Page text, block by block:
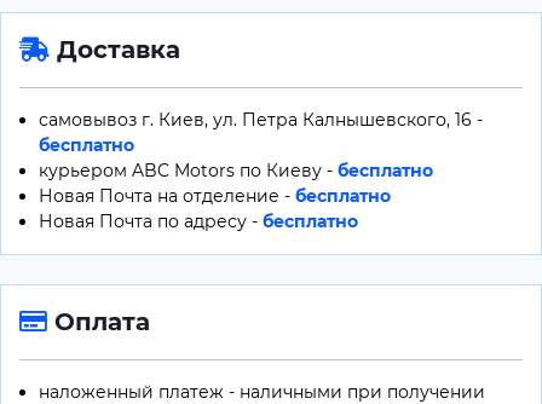
Доставка
самовывоз г. Киев, ул. Петра Калнышевского, 16 -
бесплатно
курьером ABC Motors по Киеву - бесплатно
Новая Почта на отделение - бесплатно
Новая Почта по адресу - бесплатно
Оплата
наложенный платеж - наличными при получении